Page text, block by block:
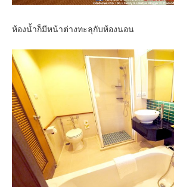
ห้องน้ำก็มีหน้าต่างทะลุกับห้องนอน